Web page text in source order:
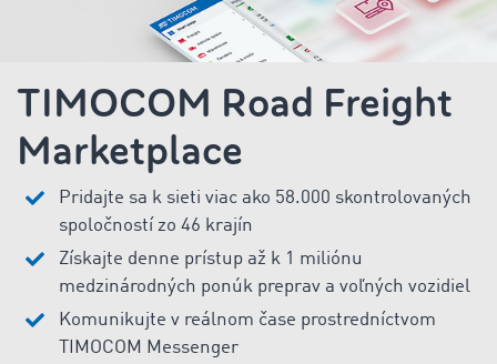
TIMOCOM Road Freight
Marketplace
Pridajte sa k sieti viac ako 58.000 skontrolovaných
spoločností zo 46 krajín
Získajte denne prístup až k 1 miliónu
medzinárodných ponúk preprav a voľných vozidiel
Komunikujte v reálnom čase prostredníctvom
TIMOCOM Messenger